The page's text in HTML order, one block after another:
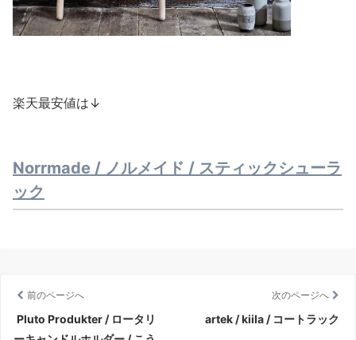
楽天最安値は↓
Norrmade / ノルメイド / スティックシューラ
ック
前のページへ
Pluto Produkter / ロータリ
次のページへ
artek / kiila / コートラック